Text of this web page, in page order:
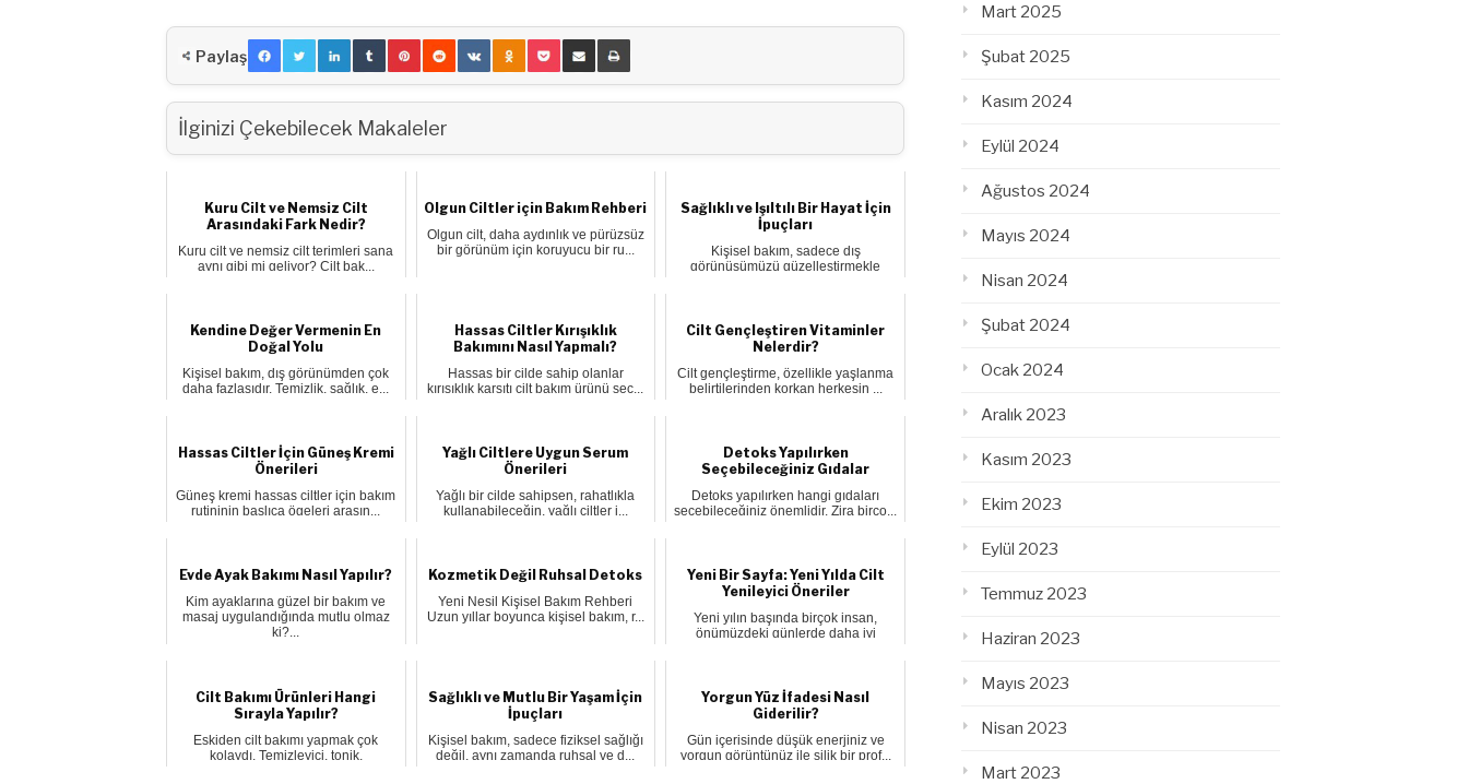
Paylaş
İlginizi Çekebilecek Makaleler
Kuru Cilt ve Nemsiz Cilt
Arasındaki Fark Nedir?
Kuru cilt ve nemsiz cilt terimleri sana
aynı gibi mi geliyor? Cilt bak...
Olgun Ciltler için Bakım Rehberi
Olgun cilt, daha aydınlık ve pürüzsüz
bir görünüm için koruyucu bir ru...
Sağlıklı ve Işıltılı Bir Hayat İçin
İpuçları
Kişisel bakım, sadece dış
görünüşümüzü güzelleştirmekle
Kendine Değer Vermenin En
Doğal Yolu
Kişisel bakım, dış görünümden çok
daha fazlasıdır. Temizlik, sağlık, e...
Hassas Ciltler Kırışıklık
Bakımını Nasıl Yapmalı?
Hassas bir cilde sahip olanlar
kırışıklık karşıtı cilt bakım ürünü seç...
Cilt Gençleştiren Vitaminler
Nelerdir?
Cilt gençleştirme, özellikle yaşlanma
belirtilerinden korkan herkesin ...
Hassas Ciltler İçin Güneş Kremi
Önerileri
Güneş kremi hassas ciltler için bakım
rutininin başlıca ögeleri arasın...
Yağlı Ciltlere Uygun Serum
Önerileri
Yağlı bir cilde sahipsen, rahatlıkla
kullanabileceğin, yağlı ciltler i...
Detoks Yapılırken
Seçebileceğiniz Gıdalar
Detoks yapılırken hangi gıdaları
seçebileceğiniz önemlidir. Zira birço...
Evde Ayak Bakımı Nasıl Yapılır?
Kim ayaklarına güzel bir bakım ve
masaj uygulandığında mutlu olmaz
ki?...
Kozmetik Değil Ruhsal Detoks
Yeni Nesil Kişisel Bakım Rehberi
Uzun yıllar boyunca kişisel bakım, r...
Yeni Bir Sayfa: Yeni Yılda Cilt
Yenileyici Öneriler
Yeni yılın başında birçok insan,
önümüzdeki günlerde daha iyi
Cilt Bakımı Ürünleri Hangi
Sırayla Yapılır?
Eskiden cilt bakımı yapmak çok
kolaydı. Temizleyici, tonik,
Sağlıklı ve Mutlu Bir Yaşam İçin
İpuçları
Kişisel bakım, sadece fiziksel sağlığı
değil, aynı zamanda ruhsal ve d...
Yorgun Yüz İfadesi Nasıl
Giderilir?
Gün içerisinde düşük enerjiniz ve
yorgun görüntünüz ile silik bir prof...
Mart 2025
Şubat 2025
Kasım 2024
Eylül 2024
Ağustos 2024
Mayıs 2024
Nisan 2024
Şubat 2024
Ocak 2024
Aralık 2023
Kasım 2023
Ekim 2023
Eylül 2023
Temmuz 2023
Haziran 2023
Mayıs 2023
Nisan 2023
Mart 2023